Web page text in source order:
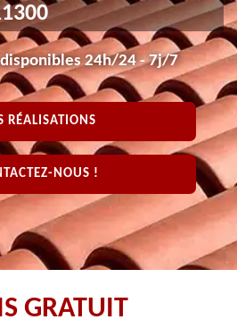
24h/24 - 7j/7
RÉALISATIONS
NOUS !
GRATUIT